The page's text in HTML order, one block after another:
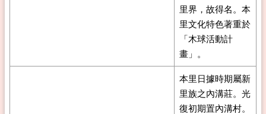
里界，故得名。本
里文化特色著重於
「木球活動計
畫」。
本里日據時期屬新
里族之內溝莊。光
復初期置內溝村。